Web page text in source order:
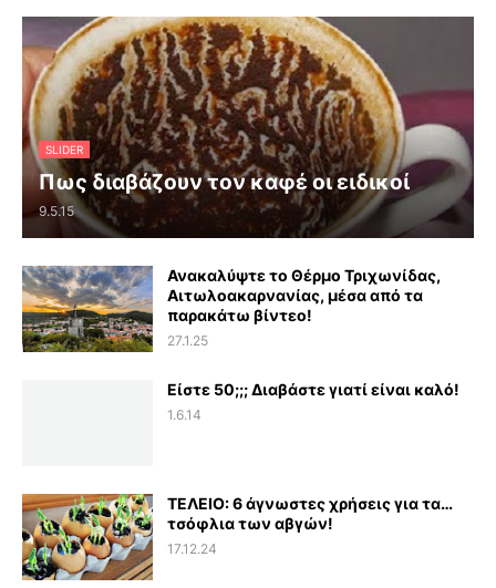
SLIDER
Πως διαβάζουν τον καφέ οι ειδικοί
9.5.15
Ανακαλύψτε το Θέρμο Τριχωνίδας,
Αιτωλοακαρνανίας, μέσα από τα
παρακάτω βίντεο!
27.1.25
Είστε 50;;; Διαβάστε γιατί είναι καλό!
1.6.14
ΤΕΛΕΙΟ: 6 άγνωστες χρήσεις για τα…
τσόφλια των αβγών!
17.12.24